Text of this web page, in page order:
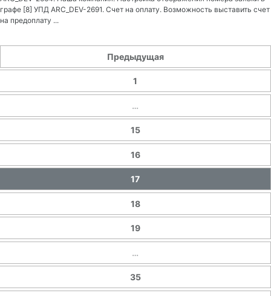
графе [8] УПД ARC_DEV-2691. Счет на оплату. Возможность выставить счет
на предоплату ...
Предыдущая
1
…
15
16
17
18
19
…
35